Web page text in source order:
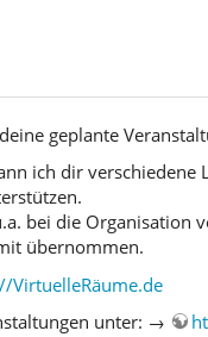
geplante
ich dir
bei die
übernommen.
VirtuelleRäume.de
unter: →